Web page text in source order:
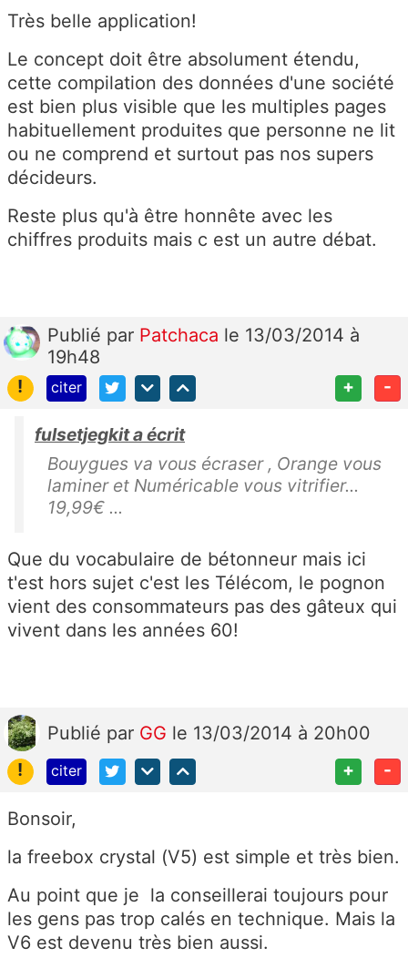
Très belle application!
Le concept doit être absolument étendu,
cette compilation des données d'une société
est bien plus visible que les multiples pages
habituellement produites que personne ne lit
ou ne comprend et surtout pas nos supers
décideurs.
Reste plus qu'à être honnête avec les
chiffres produits mais c est un autre débat.
Publié par Patchaca le 13/03/2014 à
19h48
!
citer + -
fulsetjegkit a écrit
Bouygues va vous écraser , Orange vous
laminer et Numéricable vous vitrifier...
19,99€ ...
Que du vocabulaire de bétonneur mais ici
t'est hors sujet c'est les Télécom, le pognon
vient des consommateurs pas des gâteux qui
vivent dans les années 60!
Publié par GG le 13/03/2014 à 20h00
!
citer + -
Bonsoir,
la freebox crystal (V5) est simple et très bien.
Au point que je la conseillerai toujours pour
les gens pas trop calés en technique. Mais la
V6 est devenu très bien aussi.